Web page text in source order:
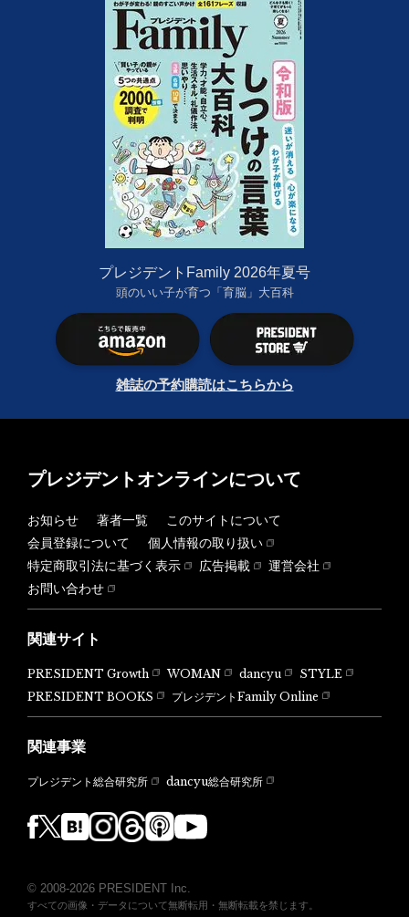
プレジデントFamily 2026年夏号
頭のいい子が育つ「育脳」大百科
雑誌の予約購読はこちらから
プレジデントオンラインについて
お知らせ 著者一覧
このサイトについて
会員登録について
個人情報の取り扱い
特定商取引法に基づく表示
広告掲載
運営会社
お問い合わせ
関連サイト
PRESIDENT Growth WOMAN dancyu
STYLE
PRESIDENT BOOKS
プレジデントFamily Online
関連事業
プレジデント総合研究所 dancyu総合研究所
© 2008-2026 PRESIDENT Inc.
すべての画像・データについて無断転用・無断転載を禁じます。